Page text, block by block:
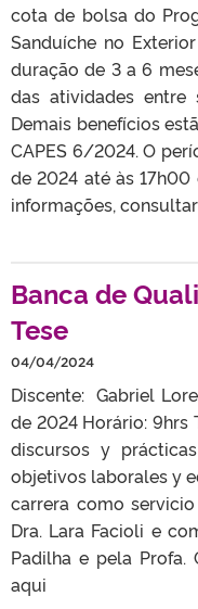
cota de bolsa do
Sanduíche no
duração de 3 a 6
das atividades entre
Demais benefícios
CAPES 6/2024. O
de 2024 até às
informações, consultar
Banca de
Tese
04/04/2024
Discente: Gabriel
de 2024 Horário:
discursos y
objetivos laborales y
carrera como
Dra. Lara Facioli e
Padilha e pela Profa.
aqui